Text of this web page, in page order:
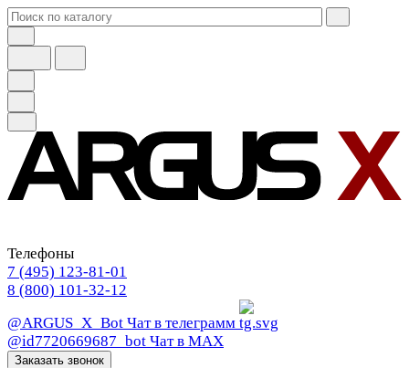
Телефоны
7 (495) 123-81-01
8 (800) 101-32-12
@ARGUS_X_Bot Чат в телеграмм
@id7720669687_bot Чат в МАХ
Заказать звонок